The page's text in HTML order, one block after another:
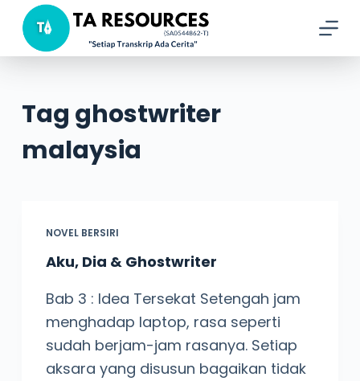
S
c
Tag ghostwriter
malaysia
NOVEL BERSIRI
Aku, Dia & Ghostwriter
Bab 3 : Idea Tersekat Setengah jam
menghadap laptop, rasa seperti
sudah berjam-jam rasanya. Setiap
aksara yang disusun bagaikan tidak